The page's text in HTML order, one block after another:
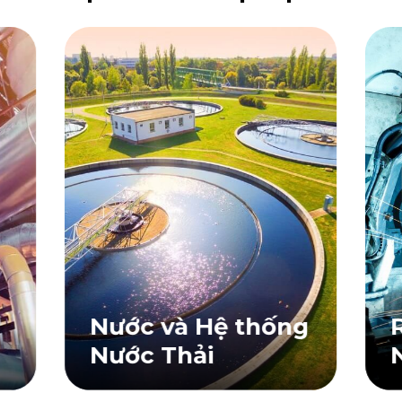
Nước và Hệ thống
Nước Thải